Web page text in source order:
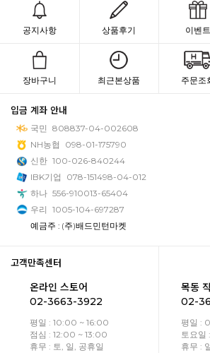
공지사항 상품후기 이벤트
장바구니 최근본상품 주문조
입금 계좌 안내
국민 808837-04-002608
NH농협
098-01-175790
신한 100-026-840244
IBK기업
078-151498-04-012
하나 556-910013-65404
우리 1005-104-697287
예금주 : (주)배드민턴마켓
고객만족센터
온라인 스토어
02-3663-3922
평일 : 10:00 ~ 16:00
점심 : 12:00 ~ 13:00
휴무 : 토, 일, 공휴일
목동
02-
평일 :
토요
휴무 :